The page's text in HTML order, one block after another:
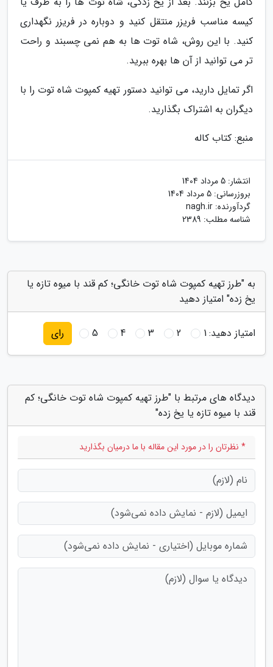
کیسه مناسب فریزر منتقل کنید و دوباره در فریزر نگهداری
کنید. با این روش، شاه توت ها به هم نمی چسبند و راحت
تر می توانید از آن ها بهره ببرید.
اگر تمایل دارید، می توانید دستور تهیه کمپوت شاه توت را با
دیگران به اشتراک بگذارید.
منبع: کتاب کاله
انتشار: 5 مرداد 1404
بروزرسانی: 5 مرداد 1404
گردآورنده: nagh.ir
شناسه مطلب: 2389
به "طرز تهیه کمپوت شاه توت خانگی؛ کم قند با میوه تازه یا
یخ زده" امتیاز دهید
امتیاز دهید:1
2
3
4
5 رای
دیدگاه های مرتبط با "طرز تهیه کمپوت شاه توت خانگی؛ کم
قند با میوه تازه یا یخ زده"
* نظرتان را در مورد این مقاله با ما درمیان بگذارید